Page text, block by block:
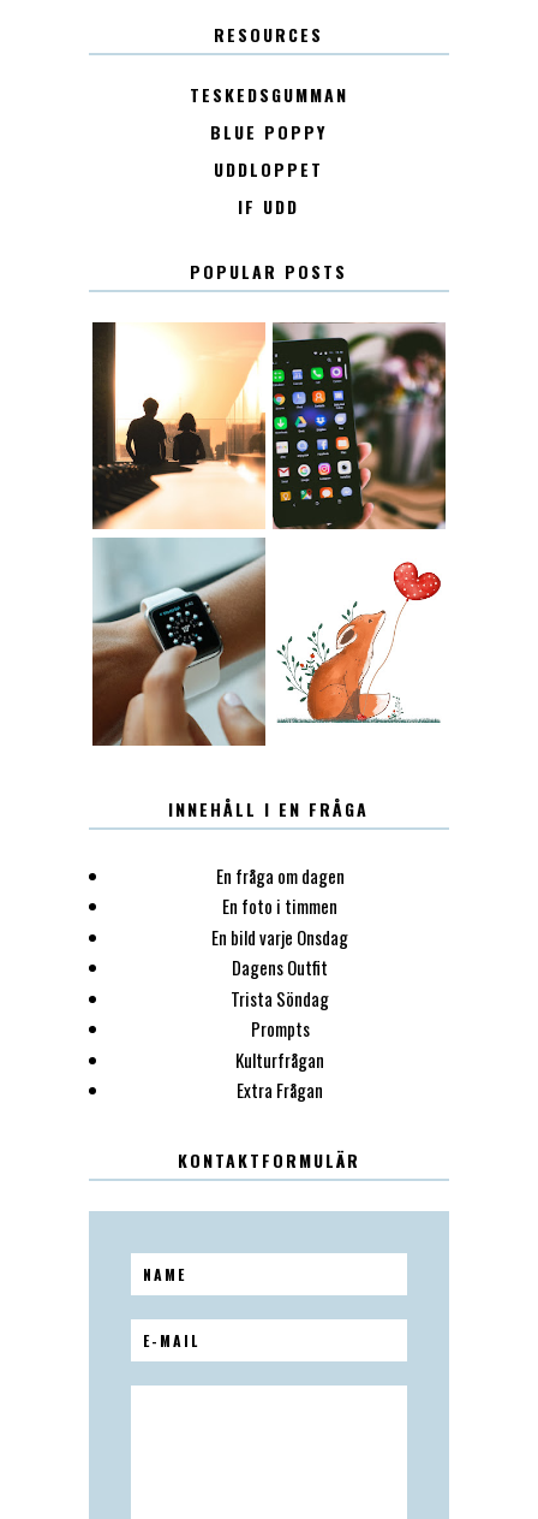
RESOURCES
TESKEDSGUMMAN
BLUE POPPY
UDDLOPPET
IF UDD
POPULAR POSTS
KONTAKT KONTAKTLISTA
12.30 LUGN
INNEHÅLL I EN FRÅGA
En fråga om dagen
En foto i timmen
En bild varje Onsdag
Dagens Outfit
Trista Söndag
Prompts
Kulturfrågan
Extra Frågan
KONTAKTFORMULÄR